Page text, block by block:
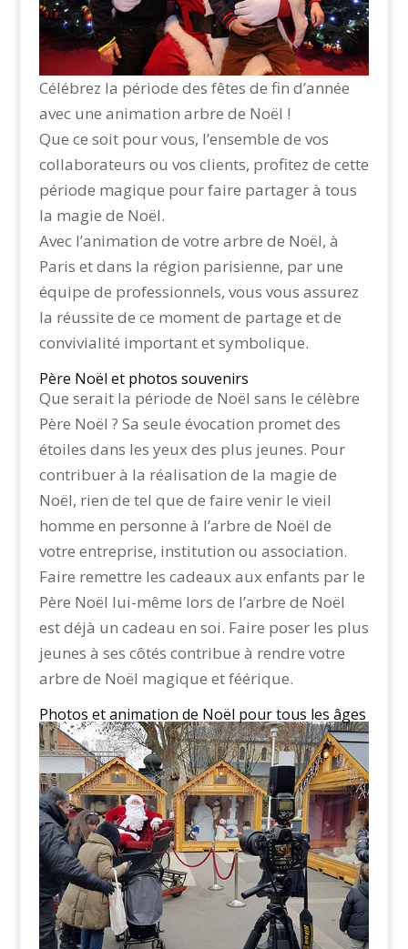
Célébrez la période des fêtes de fin d’année
avec une animation arbre de Noël !
Que ce soit pour vous, l’ensemble de vos
collaborateurs ou vos clients, profitez de cette
période magique pour faire partager à tous
la magie de Noël.
Avec l’animation de votre arbre de Noël, à
Paris et dans la région parisienne, par une
équipe de professionnels, vous vous assurez
la réussite de ce moment de partage et de
convivialité important et symbolique.
Père Noël et photos souvenirs
Que serait la période de Noël sans le célèbre
Père Noël ? Sa seule évocation promet des
étoiles dans les yeux des plus jeunes. Pour
contribuer à la réalisation de la magie de
Noël, rien de tel que de faire venir le vieil
homme en personne à l’arbre de Noël de
votre entreprise, institution ou association.
Faire remettre les cadeaux aux enfants par le
Père Noël lui-même lors de l’arbre de Noël
est déjà un cadeau en soi. Faire poser les plus
jeunes à ses côtés contribue à rendre votre
arbre de Noël magique et féérique.
Photos et animation de Noël pour tous les âges